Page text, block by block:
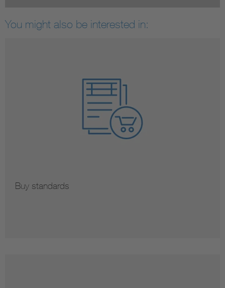
You might also be interested in:
Buy standards